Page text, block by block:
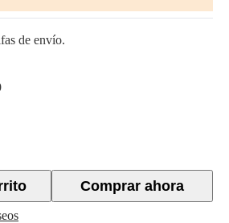
de envío.
Comprar ahora